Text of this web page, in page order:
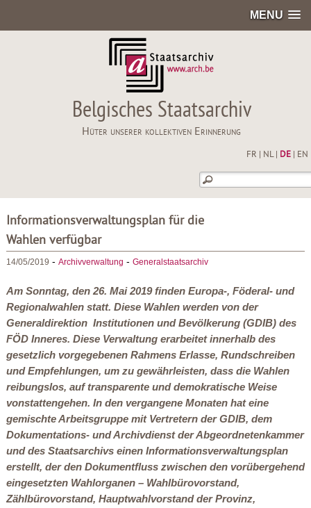
MENU
Belgisches Staatsarchiv
Hüter unserer kollektiven Erinnerung
FR NL| DE| EN
Informationsverwaltungsplan für die
Wahlen verfügbar
14/05/2019 - Archivverwaltung - Generalstaatsarchiv
Am Sonntag, den 26. Mai 2019 finden Europa-, Föderal- und
Regionalwahlen statt. Diese Wahlen werden von der
Generaldirektion Institutionen und Bevölkerung (GDIB) des
FÖD Inneres. Diese Verwaltung erarbeitet innerhalb des
gesetzlich vorgegebenen Rahmens Erlasse, Rundschreiben
und Empfehlungen, um zu gewährleisten, dass die Wahlen
reibungslos, auf transparente und demokratische Weise
vonstattengehen. In den vergangene Monaten hat eine
gemischte Arbeitsgruppe mit Vertretern der GDIB, dem
Dokumentations- und Archivdienst der Abgeordnetenkammer
und des Staatsarchivs einen Informationsverwaltungsplan
erstellt, der den Dokumentfluss zwischen den vorübergehend
eingesetzten Wahlorganen – Wahlbürovorstand,
Zählbürovorstand, Hauptwahlvorstand der Provinz,